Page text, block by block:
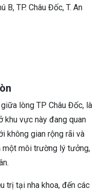
B, TP. Châu Đốc, T. An
lòng TP Châu Đốc, là
khu vực này đang quan
không gian rộng rãi và
một môi trường lý tưởng,
trị tại nha khoa, đến các